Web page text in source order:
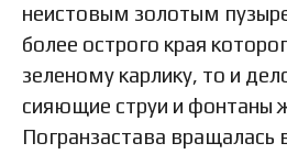
неистовым золотым
более острого края
зеленому карлику, то и
сияющие струи и фонтаны
Погранзастава вращалась